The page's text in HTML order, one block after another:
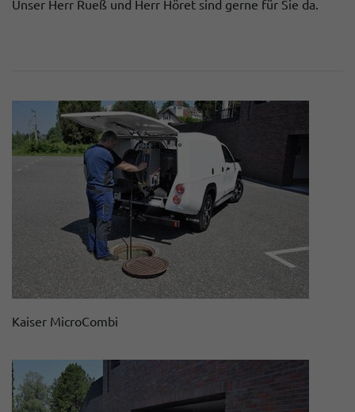
Unser Herr Rueß und Herr Höret sind gerne für Sie da.
Kaiser MicroCombi